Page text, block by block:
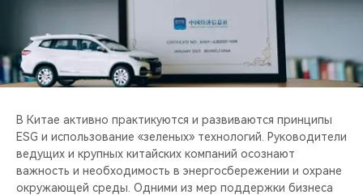
CHERY И СПОРТ
НАШИ МЕРОПРИЯТИЯ
ВИДЕООБЗОРЫ
CHERY ДЛЯ ДЕТЕЙ
В Китае активно практикуются и развиваются принципы
ESG и использование «зеленых» технологий. Руководители
ведущих и крупных китайских компаний осознают
важность и необходимость в энергосбережении и охране
окружающей среды. Одними из мер поддержки бизнеса